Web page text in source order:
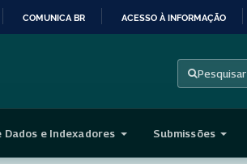
CONTEÚDO
COMUNICA BR ACESSO À INFORMAÇÃO
Pesquisar
Dados e Indexadores Submissões